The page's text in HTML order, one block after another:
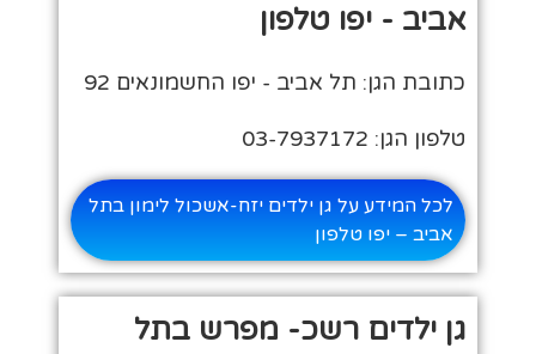
אביב - יפו טלפון
כתובת הגן: תל אביב - יפו החשמונאים 92
טלפון הגן: 03-7937172
לכל המידע על גן ילדים יזח-אשכול לימון בתל
אביב – יפו טלפון
גן ילדים רשכ- מפרש בתל